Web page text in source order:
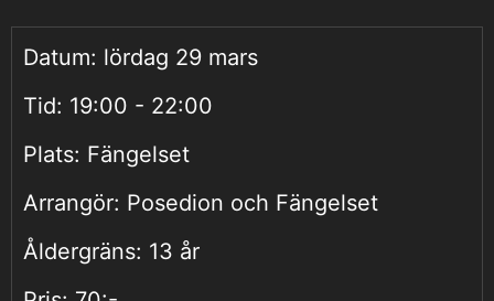
Datum: lördag 29 mars
Tid: 19:00 - 22:00
Plats: Fängelset
Arrangör: Posedion och Fängelset
Åldergräns: 13 år